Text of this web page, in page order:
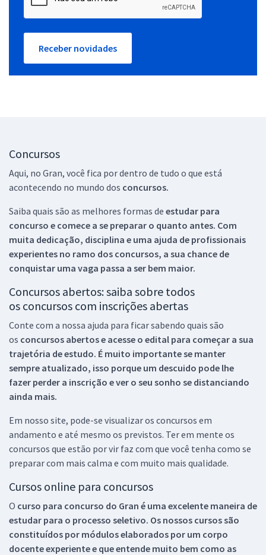
Receber novidades
Concursos
Aqui, no Gran, você fica por dentro de tudo o que está
acontecendo no mundo dos concursos.
Saiba quais são as melhores formas de estudar para
concurso e comece a se preparar o quanto antes. Com
muita dedicação, disciplina e uma ajuda de profissionais
experientes no ramo dos concursos, a sua chance de
conquistar uma vaga passa a ser bem maior.
Concursos abertos: saiba sobre todos
os concursos com inscrições abertas
Conte com a nossa ajuda para ficar sabendo quais são
os concursos abertos e acesse o edital para começar a sua
trajetória de estudo. É muito importante se manter
sempre atualizado, isso porque um descuido pode lhe
fazer perder a inscrição e ver o seu sonho se distanciando
ainda mais.
Em nosso site, pode-se visualizar os concursos em
andamento e até mesmo os previstos. Ter em mente os
concursos que estão por vir faz com que você tenha como se
preparar com mais calma e com muito mais qualidade.
Cursos online para concursos
O curso para concurso do Gran é uma excelente maneira de
estudar para o processo seletivo. Os nossos cursos são
constituídos por módulos elaborados por um corpo
docente experiente e que entende muito bem como as